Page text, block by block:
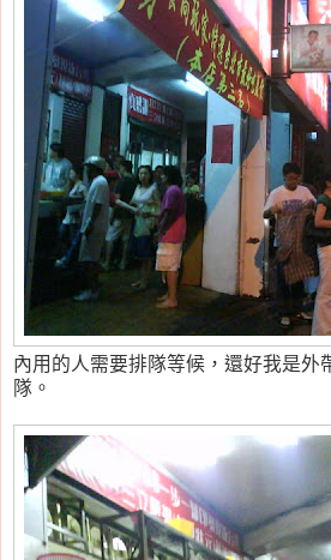
內用的人需要排隊等候，還好我是外
隊。